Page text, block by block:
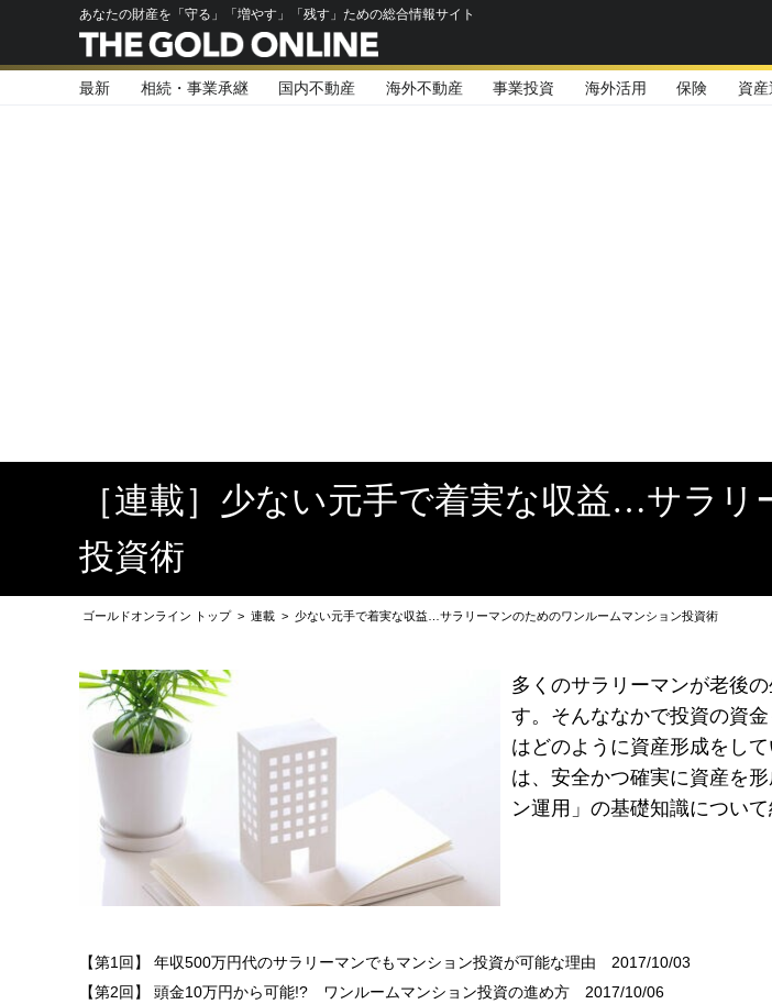
あなたの財産を「守る」「増やす」「残す」ための総合情報サイト
最新 相続・事業承継 国内不動産 海外不動産 事業投資 海外活用 保険 資産
［連載］少ない元手で着実な収益…サラ
投資術
ゴールドオンライン トップ > 連載 > 少ない元手で着実な収益…サラリーマンのためのワンルームマンション投資術
多くのサラリーマンが老後
す。そんななかで投資の資
はどのように資産形成をし
は、安全かつ確実に資産を
ン運用」の基礎知識について
【第1回】 年収500万円代のサラリーマンでもマンション投資が可能な理由 2017/10/03
【第2回】 頭金10万円から可能!? ワンルームマンション投資の進め方 2017/10/06